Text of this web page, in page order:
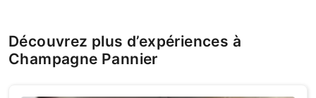
Découvrez plus d’expériences à
Champagne Pannier